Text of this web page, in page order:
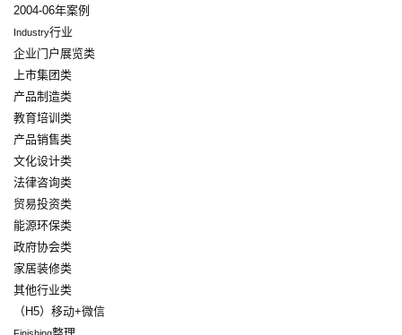
2004-06年案例
Industry行业
企业门户展览类
上市集团类
产品制造类
教育培训类
产品销售类
文化设计类
法律咨询类
贸易投资类
能源环保类
政府协会类
家居装修类
其他行业类
（H5）移动+微信